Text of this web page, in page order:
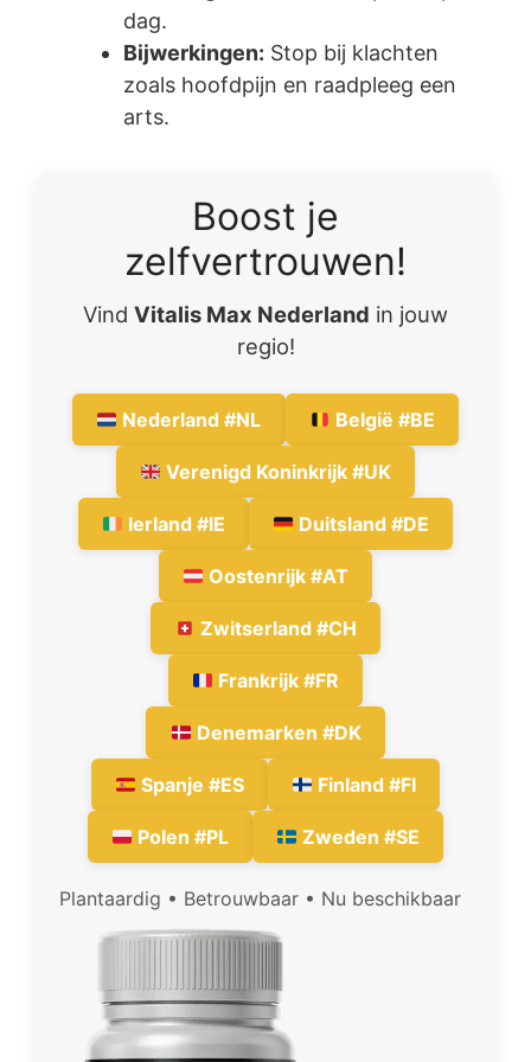
dag.
Bijwerkingen: Stop bij klachten
zoals hoofdpijn en raadpleeg een
arts.
Boost je
zelfvertrouwen!
Vind Vitalis Max Nederland in jouw
regio!
Nederland #NL België #BE
Verenigd Koninkrijk #UK
Ierland #IE Duitsland #DE
Oostenrijk #AT
Zwitserland #CH
Frankrijk #FR
Denemarken #DK
Spanje #ES Finland #FI
Polen #PL Zweden #SE
Plantaardig • Betrouwbaar • Nu beschikbaar